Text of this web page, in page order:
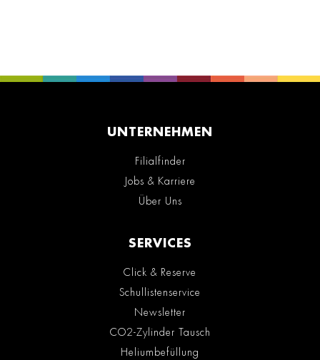
UNTERNEHMEN
Filialfinder
Jobs & Karriere
Über Uns
SERVICES
Click & Reserve
Schullistenservice
Newsletter
CO2-Zylinder Tausch
Heliumbefüllung